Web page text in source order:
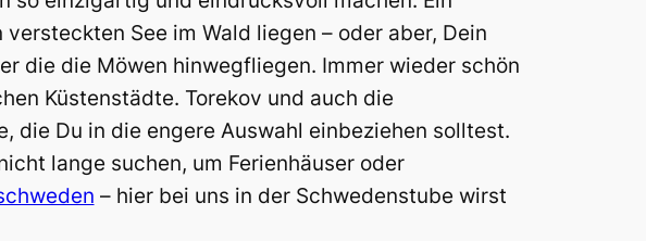
See im Wald liegen – oder aber, Dein
die die Möwen hinwegfliegen. Immer wieder schön
Küstenstädte. Torekov und auch die
die Du in die engere Auswahl einbeziehen solltest.
lange suchen, um Ferienhäuser oder
– hier bei uns in der Schwedenstube wirst